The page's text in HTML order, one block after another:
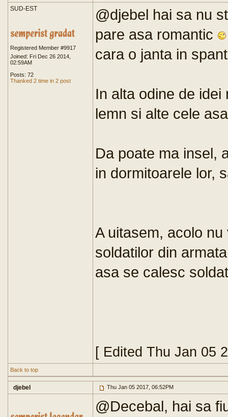
SUD-EST
Registered Member #9917
Joined: Fri Dec 26 2014,
02:59AM
Posts: 72
Thanked 2 time in 2 post
@djebel hai sa nu
pare asa romantic
cara o janta in
In alta odine de
lemn si alte cele
Da poate ma insel,
in dormitoarele lor,
A uitasem, acolo
soldatilor din
asa se calesc
[ Edited Thu Jan 05
Back to top
djebel Thu Jan 05 2017, 06:52PM
@Decebal, hai sa